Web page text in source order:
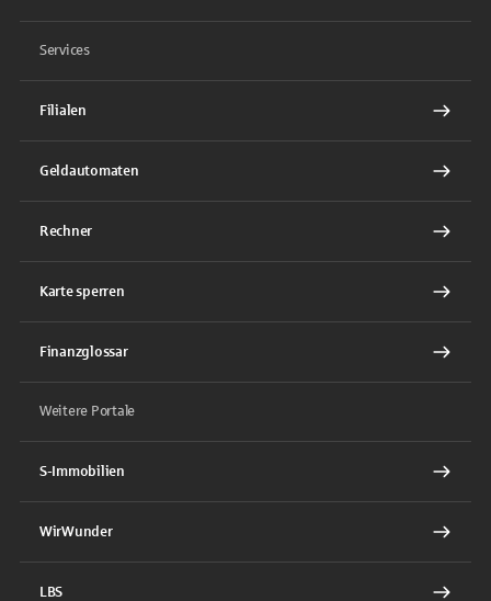
Services
Filialen
Geldautomaten
Rechner
Karte sperren
Finanzglossar
Weitere Portale
S-Immobilien
WirWunder
LBS